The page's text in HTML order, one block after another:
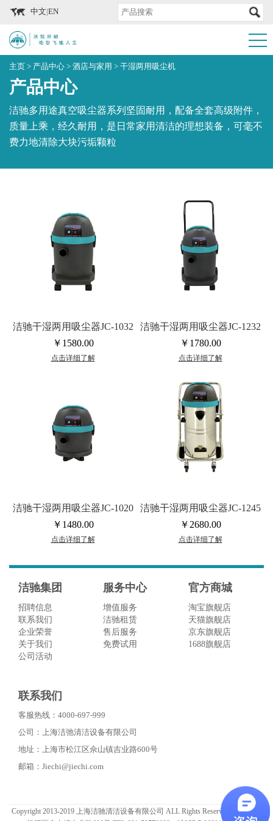
中文|EN
主页 > 产品中心 > 酒店与家用 > 干湿两用吸尘机
产品中心
洁驰多用途真空吸尘器系列坚固耐用，配备全套高级附件，
质量上乘，经久耐用，是日常家用清洁的理想装备，可毫不
费力地清除大块污垢颗粒
洁驰干湿两用吸尘器JC-1032
￥1580.00
点击详细了解
洁驰干湿两用吸尘器JC-1232
￥1780.00
点击详细了解
洁驰干湿两用吸尘器JC-1020
￥1480.00
点击详细了解
洁驰干湿两用吸尘器JC-1245
￥2680.00
点击详细了解
洁驰集团
招聘信息
联系我们
企业荣誉
关于我们
公司活动
服务中心
增值服务
洁驰租赁
售后服务
免费试用
官方商城
淘宝旗舰店
天猫旗舰店
京东旗舰店
1688旗舰店
联系我们
客服热线：4000-697-999
公司：上海洁弛清洁设备有限公司
地址：上海市松江区佘山镇吉业路600号
邮箱：Jiechi@jiechi.com
Copyright 2013-2019 上海洁驰清洁设备有限公司 ALL Rights Reserved. 上海市